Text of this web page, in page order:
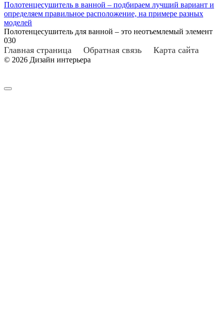
Полотенцесушитель в ванной – подбираем лучший вариант и
определяем правильное расположение, на примере разных
моделей
Полотенцесушитель для ванной – это неотъемлемый элемент
030
Главная страница Обратная связь Карта сайта
© 2026 Дизайн интерьера